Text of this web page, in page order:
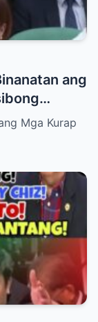
ang
at
—
Mga Kurap